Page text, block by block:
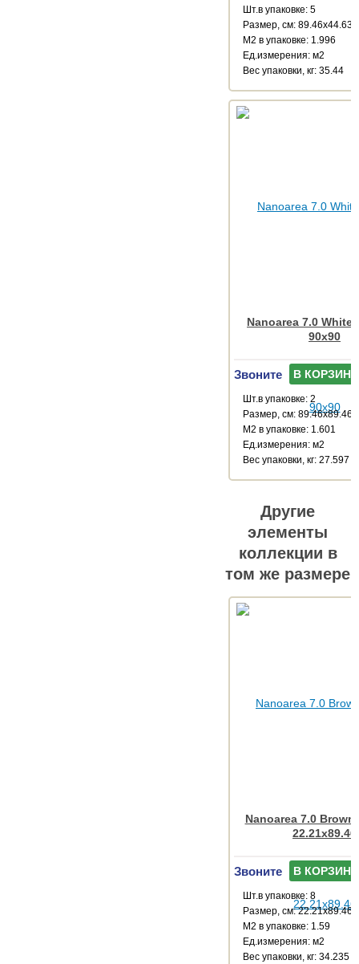
Шт.в упаковке: 5
Размер, см: 89.46x44.63
М2 в упаковке: 1.996
Ед.измерения: м2
Веc упаковки, кг: 35.44
Nanoarea 7.0 White
90x90
Звоните В КОРЗИНУ
Шт.в упаковке: 2
Размер, см: 89.46x89.46
М2 в упаковке: 1.601
Ед.измерения: м2
Веc упаковки, кг: 27.597
Другие
элементы
коллекции в
том же размере
Nanoarea 7.0
22.21x89.46
Звоните В КОРЗИНУ
Шт.в упаковке: 8
Размер, см: 22.21x89.46
М2 в упаковке: 1.59
Ед.измерения: м2
Веc упаковки, кг: 34.235